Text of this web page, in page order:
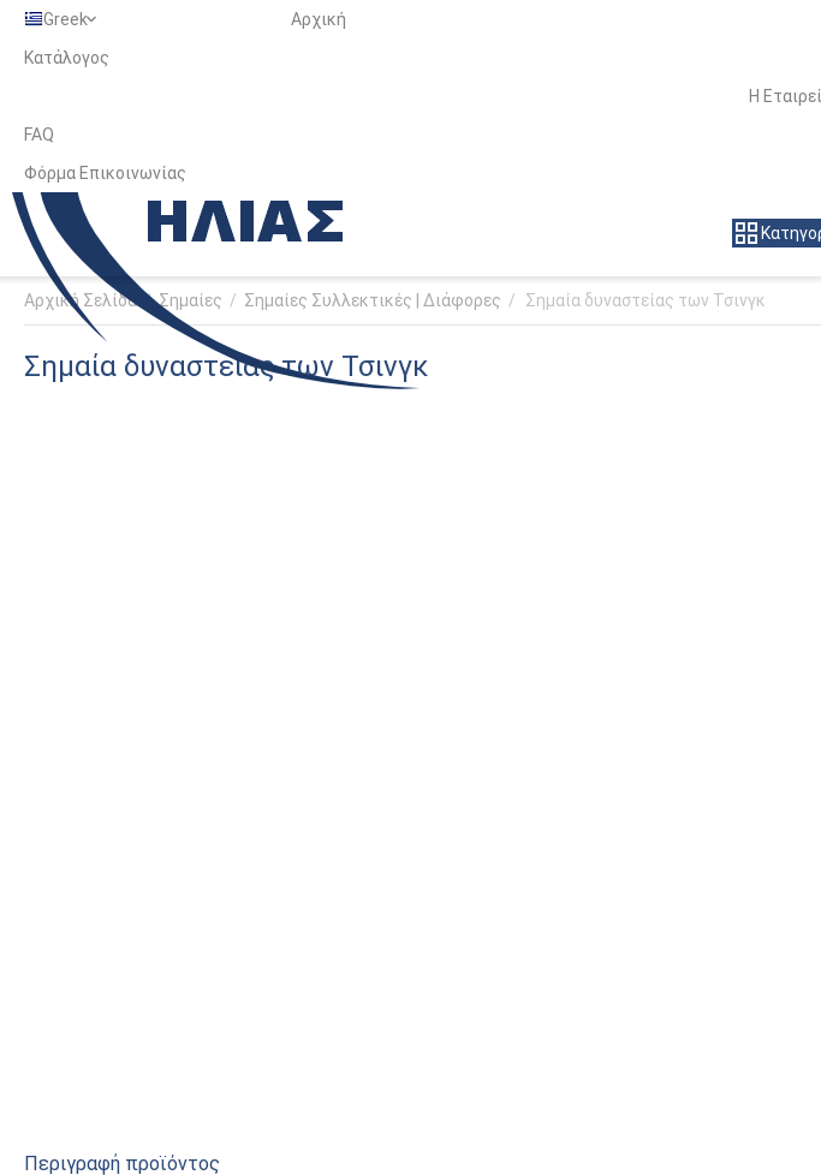
Greek
Αρχική
Κατάλογος
Η
FAQ
Φόρμα Επικοινωνίας
Αρχική Σελίδα / Σημαίες / Σημαίες Συλλεκτικές | Διάφορες / Σημαία δυναστείας των Τσινγκ
Σημαία δυναστείας των Τσινγκ
Περιγραφή προϊόντος